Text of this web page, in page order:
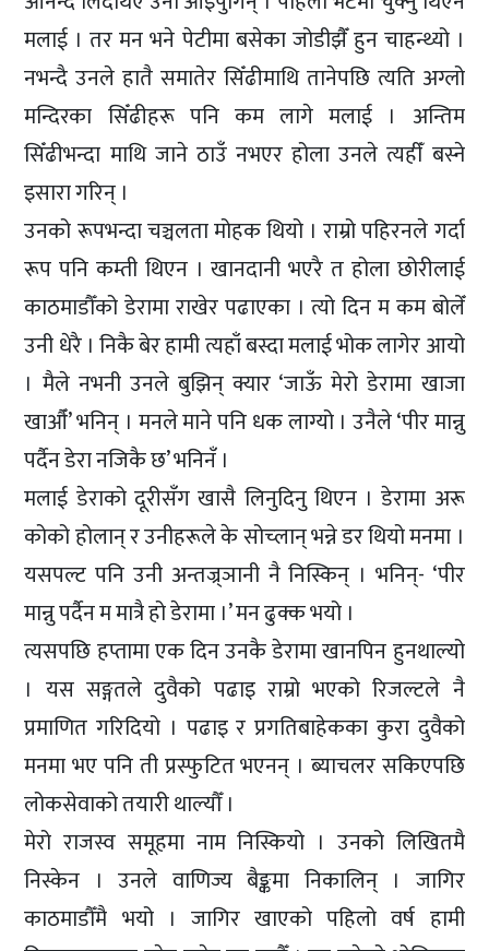
मलाई । तर मन भने पेटीमा बसेका जोडीझैँ हुन चाहन्थ्यो ।
नभन्दै उनले हातै समातेर सिँढीमाथि तानेपछि त्यति अग्लो
मन्दिरका सिँढीहरू पनि कम लागे मलाई । अन्तिम
सिँढीभन्दा माथि जाने ठाउँ नभएर होला उनले त्यहीँ बस्ने
इसारा गरिन् ।
उनको रूपभन्दा चञ्चलता मोहक थियो । राम्रो पहिरनले गर्दा
रूप पनि कम्ती थिएन । खानदानी भएरै त होला छोरीलाई
काठमाडौँको डेरामा राखेर पढाएका । त्यो दिन म कम बोलेँ
उनी धेरै । निकै बेर हामी त्यहाँ बस्दा मलाई भोक लागेर आयो
। मैले नभनी उनले बुझिन् क्यार ‘जाऊँ मेरो डेरामा खाजा
खाऔँ’ भनिन् । मनले माने पनि धक लाग्यो । उनैले ‘पीर मान्नु
पर्दैन डेरा नजिकै छ’ भनिनँ ।
मलाई डेराको दूरीसँग खासै लिनुदिनु थिएन । डेरामा अरू
कोको होलान् र उनीहरूले के सोच्लान् भन्ने डर थियो मनमा ।
यसपल्ट पनि उनी अन्तज्र्ञानी नै निस्किन् । भनिन्- ‘पीर
मान्नु पर्दैन म मात्रै हो डेरामा ।’ मन ढुक्क भयो ।
त्यसपछि हप्तामा एक दिन उनकै डेरामा खानपिन हुनथाल्यो
। यस सङ्गतले दुवैको पढाइ राम्रो भएको रिजल्टले नै
प्रमाणित गरिदियो । पढाइ र प्रगतिबाहेकका कुरा दुवैको
मनमा भए पनि ती प्रस्फुटित भएनन् । ब्याचलर सकिएपछि
लोकसेवाको तयारी थाल्यौँ ।
मेरो राजस्व समूहमा नाम निस्कियो । उनको लिखितमै
निस्केन । उनले वाणिज्य बैङ्कमा निकालिन् । जागिर
काठमाडौँमै भयो । जागिर खाएको पहिलो वर्ष हामी